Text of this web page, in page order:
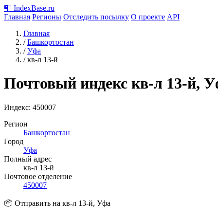
📮 IndexBase.ru
Главная Регионы Отследить посылку О проекте API
Главная
/ Башкортостан
/ Уфа
/ кв-л 13-й
Почтовый индекс кв-л 13-й,
Индекс: 450007
Регион
Башкортостан
Город
Уфа
Полный адрес
кв-л 13-й
Почтовое отделение
450007
📦 Отправить на кв-л 13-й, Уфа